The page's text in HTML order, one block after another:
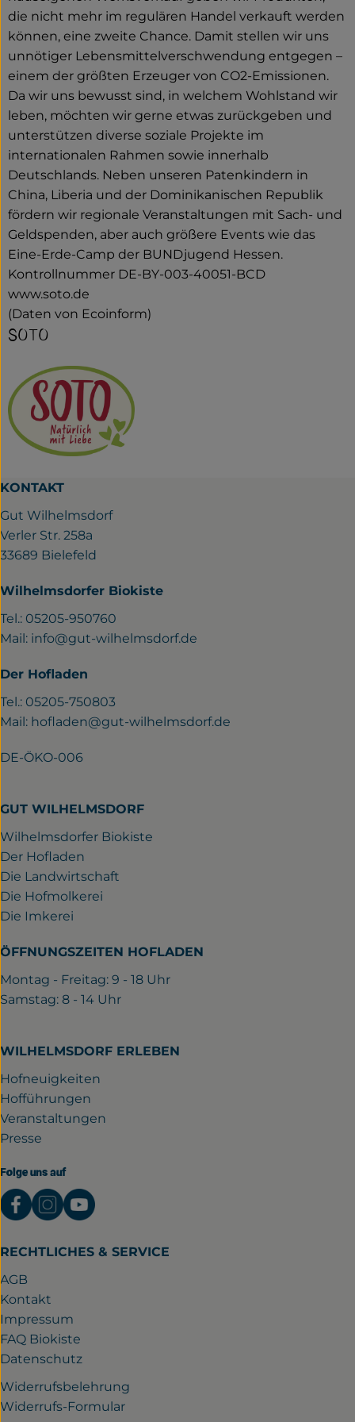
die nicht mehr im regulären Handel verkauft werden
können, eine zweite Chance. Damit stellen wir uns
unnötiger Lebensmittelverschwendung entgegen –
einem der größten Erzeuger von CO2-Emissionen.
Da wir uns bewusst sind, in welchem Wohlstand wir
leben, möchten wir gerne etwas zurückgeben und
unterstützen diverse soziale Projekte im
internationalen Rahmen sowie innerhalb
Deutschlands. Neben unseren Patenkindern in
China, Liberia und der Dominikanischen Republik
fördern wir regionale Veranstaltungen mit Sach- und
Geldspenden, aber auch größere Events wie das
Eine-Erde-Camp der BUNDjugend Hessen.
Kontrollnummer DE-BY-003-40051-BCD
www.soto.de
(Daten von Ecoinform)
SOTO
KONTAKT
Gut Wilhelmsdorf
Verler Str. 258a
33689 Bielefeld
Wilhelmsdorfer Biokiste
Tel.: 05205-950760
Mail: info@gut-wilhelmsdorf.de
Der Hofladen
Tel.: 05205-750803
Mail: hofladen@gut-wilhelmsdorf.de
DE-ÖKO-006
GUT WILHELMSDORF
Wilhelmsdorfer Biokiste
Der Hofladen
Die Landwirtschaft
Die Hofmolkerei
Die Imkerei
ÖFFNUNGSZEITEN HOFLADEN
Montag - Freitag: 9 - 18 Uhr
Samstag: 8 - 14 Uhr
WILHELMSDORF ERLEBEN
Hofneuigkeiten
Hofführungen
Veranstaltungen
Presse
Folge uns auf
Externer Link zu https://www.facebook.com/
Externer Link zu https://
Externer Link zu https://
RECHTLICHES & SERVICE
AGB
Kontakt
Impressum
FAQ Biokiste
Datenschutz
Widerrufsbelehrung
Widerrufs-Formular